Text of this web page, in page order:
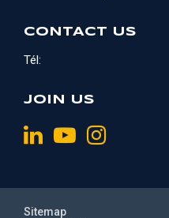
CONTACT US
Tél:
JOIN US
Sitemap